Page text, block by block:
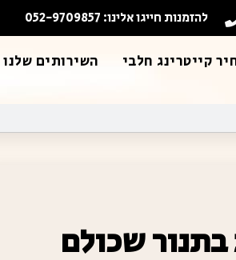
להזמנות חייגו אלינו: 052-9709857
קייטרינג חלבי השירותים שלנו
בתנור שכולם